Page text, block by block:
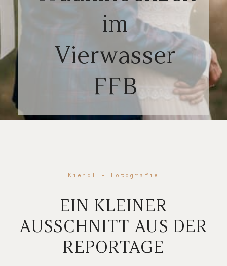
im
Vierwasser
FFB
Kiendl - Fotografie
EIN KLEINER
AUSSCHNITT AUS DER
REPORTAGE